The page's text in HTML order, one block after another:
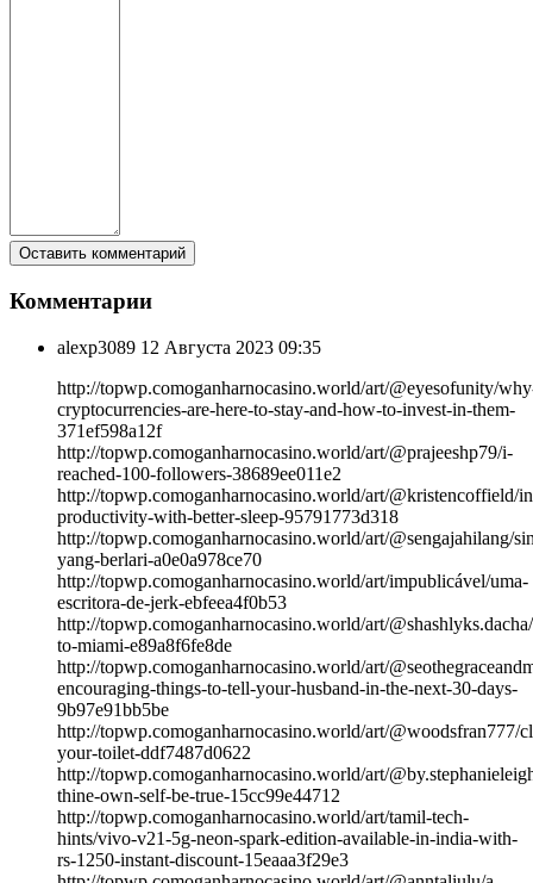
Комментарии
alexp3089 12 Августа 2023 09:35
http://topwp.comoganharnocasino.world/art/@eyesofunity/
cryptocurrencies-are-here-to-stay-and-how-to-invest-in-them-
371ef598a12f
http://topwp.comoganharnocasino.world/art/@prajeeshp79/i-
reached-100-followers-38689ee011e2
http://topwp.comoganharnocasino.world/art/@kristencoffield/
productivity-with-better-sleep-95791773d318
http://topwp.comoganharnocasino.world/art/@sengajahilang/
yang-berlari-a0e0a978ce70
http://topwp.comoganharnocasino.world/art/impublicável/uma-
escritora-de-jerk-ebfeea4f0b53
http://topwp.comoganharnocasino.world/art/
to-miami-e89a8f6fe8de
http://topwp.comoganharnocasino.world/art/
encouraging-things-to-tell-your-husband-in-the-next-30-days-
9b97e91bb5be
http://topwp.comoganharnocasino.world/art/@woodsfran777/
your-toilet-ddf7487d0622
http://topwp.comoganharnocasino.world/art/
thine-own-self-be-true-15cc99e44712
http://topwp.comoganharnocasino.world/art/tamil-tech-
hints/vivo-v21-5g-neon-spark-edition-available-in-india-with-
rs-1250-instant-discount-15eaaa3f29e3